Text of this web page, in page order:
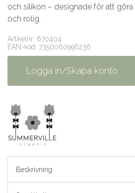
och silikon – designade för att
och rolig.
Artikelnr: 670404
EAN-kod: 7350060996236
Logga in/Skapa konto
Beskrivning